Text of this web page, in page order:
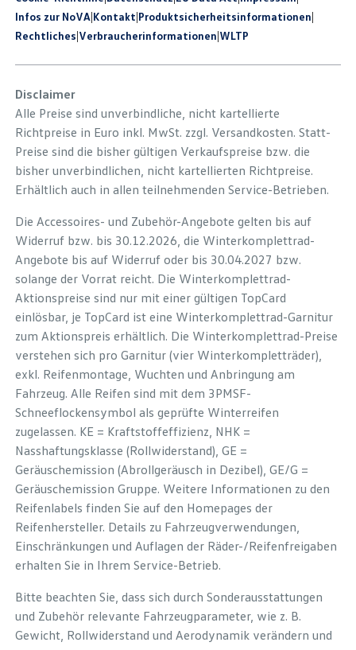
Infos zur NoVA|Kontakt|Produkt­sicherheits­informationen|
Rechtliches|Verbraucherinformationen|WLTP
Disclaimer
Alle Preise sind unverbindliche, nicht kartellierte
Richtpreise in Euro inkl. MwSt. zzgl. Versandkosten. Statt-
Preise sind die bisher gültigen Verkaufspreise bzw. die
bisher unverbindlichen, nicht kartellierten Richtpreise.
Erhältlich auch in allen teilnehmenden Service-Betrieben.
Die Accessoires- und Zubehör-Angebote gelten bis auf
Widerruf bzw. bis 30.12.2026, die Winterkomplettrad-
Angebote bis auf Widerruf oder bis 30.04.2027 bzw.
solange der Vorrat reicht. Die Winterkomplettrad-
Aktionspreise sind nur mit einer gültigen TopCard
einlösbar, je TopCard ist eine Winterkomplettrad-Garnitur
zum Aktionspreis erhältlich. Die Winterkomplettrad-Preise
verstehen sich pro Garnitur (vier Winterkompletträder),
exkl. Reifenmontage, Wuchten und Anbringung am
Fahrzeug. Alle Reifen sind mit dem 3PMSF-
Schneeflockensymbol als geprüfte Winterreifen
zugelassen. KE = Kraftstoffeffizienz, NHK =
Nasshaftungsklasse (Rollwiderstand), GE =
Geräuschemission (Abrollgeräusch in Dezibel), GE/G =
Geräuschemission Gruppe. Weitere Informationen zu den
Reifenlabels finden Sie auf den Homepages der
Reifenhersteller. Details zu Fahrzeugverwendungen,
Einschränkungen und Auflagen der Räder-/Reifenfreigaben
erhalten Sie in Ihrem Service-Betrieb.
Bitte beachten Sie, dass sich durch Sonderausstattungen
und Zubehör relevante Fahrzeugparameter, wie z. B.
Gewicht, Rollwiderstand und Aerodynamik verändern und